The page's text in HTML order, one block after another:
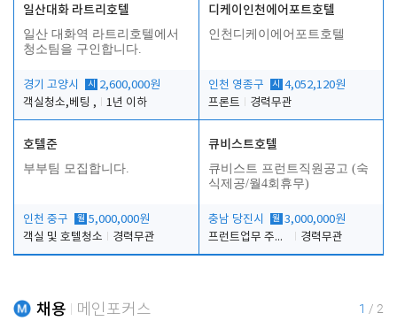
일산대화 라트리호텔
일산 대화역 라트리호텔에서
청소팀을 구인합니다.
경기 고양시 시
2,600,000원
객실청소,베팅 ,
1년 이하
디케이인천에어포트호텔
인천디케이에어포트호텔
인천 영종구 시
4,052,120원
프론트
경력무관
호텔준
부부팀 모집합니다.
인천 중구 월 5,000,000원
객실 및 호텔청소
경력무관
큐비스트호텔
큐비스트 프런트직원공고 (숙
식제공/월4회휴무)
충남 당진시 월 3,000,000원
프런트업무 주간, 야간
경력무관
채용 메인포커스 1 / 2